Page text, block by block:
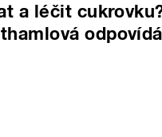
a léčit